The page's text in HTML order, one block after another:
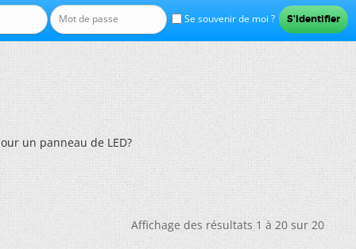
Se souvenir de moi ?
un panneau de LED?
Affichage des résultats 1 à 20 sur 20